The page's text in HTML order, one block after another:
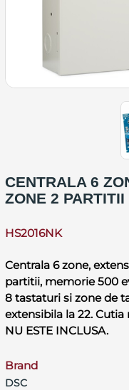
CENTRALA 6
ZONE 2 PARTITII
HS2016NK
Centrala 6 zone,
partitii, memorie 500
8 tastaturi si zone de
extensibila la 22. Cutia
NU ESTE INCLUSA.
Brand
DSC